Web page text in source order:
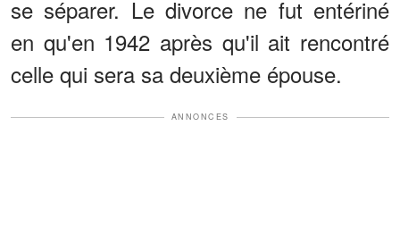
se séparer. Le divorce ne fut entériné
en qu'en 1942 après qu'il ait rencontré
celle qui sera sa deuxième épouse.
ANNONCES